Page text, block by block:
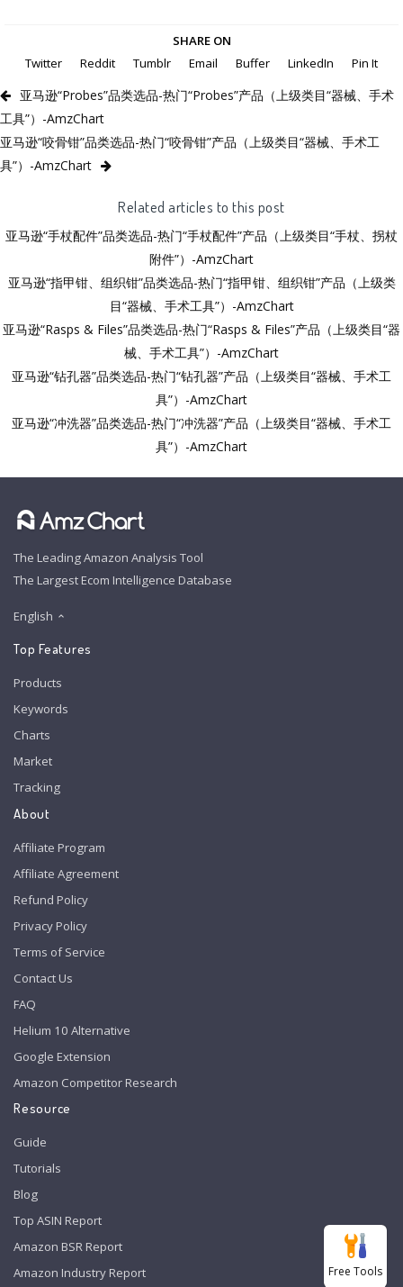
SHARE ON
Twitter
Reddit Tumblr Email Buffer LinkedIn Pin It
亚马逊“Probes”品类选品-热门“Probes”产品（上级类目“器械、手术
工具”）-AmzChart
亚马逊“咬骨钳”品类选品-热门“咬骨钳”产品（上级类目“器械、手术工
具”）-AmzChart
Related articles to this post
亚马逊“手杖配件”品类选品-热门“手杖配件”产品（上级类目“手杖、拐杖
附件”）-AmzChart
亚马逊“指甲钳、组织钳”品类选品-热门“指甲钳、组织钳”产品（上级类
目“器械、手术工具”）-AmzChart
亚马逊“Rasps & Files”品类选品-热门“Rasps & Files”产品（上级类目“器
械、手术工具”）-AmzChart
亚马逊“钻孔器”品类选品-热门“钻孔器”产品（上级类目“器械、手术工
具”）-AmzChart
亚马逊“冲洗器”品类选品-热门“冲洗器”产品（上级类目“器械、手术工
具”）-AmzChart
The Leading Amazon Analysis Tool
The Largest Ecom Intelligence Database
English
Top Features
Products
Keywords
Charts
Market
Tracking
About
Affiliate Program
Affiliate Agreement
Refund Policy
Privacy Policy
Terms of Service
Contact Us
FAQ
Helium 10 Alternative
Google Extension
Amazon Competitor Research
Resource
Guide
Tutorials
Blog
Top ASIN Report
Amazon BSR Report
Amazon Industry Report
Free Tools